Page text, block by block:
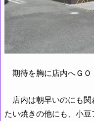
期待を胸に店内へＧＯ
店内は朝早いのにも関
たい焼きの他にも、小